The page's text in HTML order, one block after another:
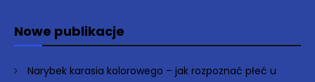
Nowe publikacje
Narybek karasia kolorowego – jak rozpoznać płeć u